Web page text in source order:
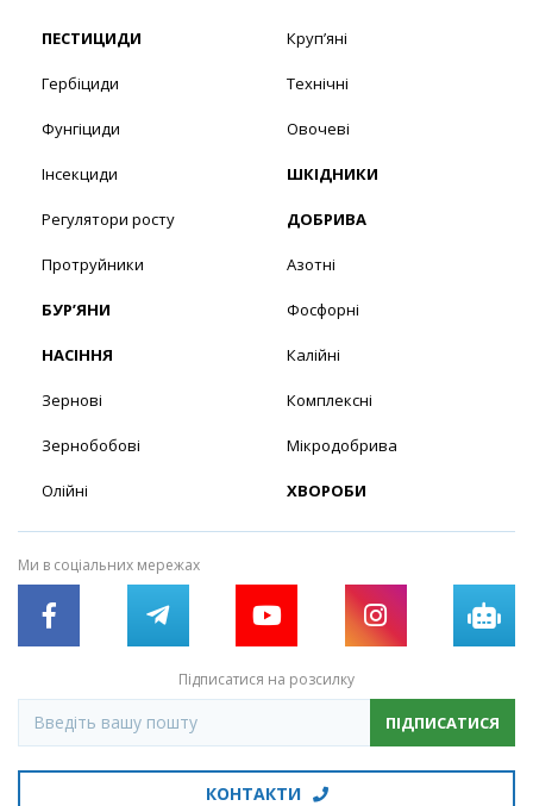
ПЕСТИЦИДИ
Гербіциди
Фунгіциди
Інсекциди
Регулятори росту
Протруйники
БУР’ЯНИ
НАСІННЯ
Зернові
Зернобобові
Олійні
Круп’яні
Технічні
Овочеві
ШКІДНИКИ
ДОБРИВА
Азотні
Фосфорні
Калійні
Комплексні
Мікродобрива
ХВОРОБИ
Ми в соціальних мережах
Підписатися на розсилку
ПІДПИСАТИСЯ
КОНТАКТИ